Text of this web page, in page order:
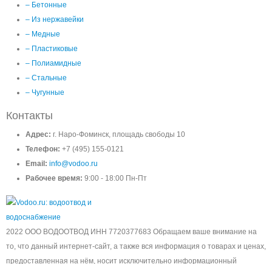
– Бетонные
– Из нержавейки
– Медные
– Пластиковые
– Полиамидные
– Стальные
– Чугунные
Контакты
Адрес: г. Наро-Фоминск, площадь свободы 10
Телефон: +7 (495) 155-0121
Email: info@vodoo.ru
Рабочее время: 9:00 - 18:00 Пн-Пт
2022 ООО ВОДООТВОД ИНН 7720377683 Обращаем ваше внимание на
то, что данный интернет-сайт, а также вся информация о товарах и ценах,
предоставленная на нём, носит исключительно информационный